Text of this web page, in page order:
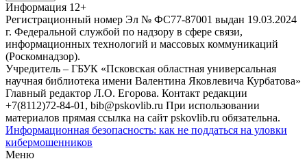
Информация 12+
Регистрационный номер Эл № ФС77-87001 выдан 19.03.2024
г. Федеральной службой по надзору в сфере связи,
информационных технологий и массовых коммуникаций
(Роскомнадзор).
Учредитель – ГБУК «Псковская областная универсальная
научная библиотека имени Валентина Яковлевича Курбатова»
Главный редактор Л.О. Егорова. Контакт редакции
+7(8112)72-84-01, bib@pskovlib.ru При использовании
материалов прямая ссылка на сайт pskovlib.ru обязательна.
Информационная безопасность: как не поддаться на уловки
кибермошенников
Меню